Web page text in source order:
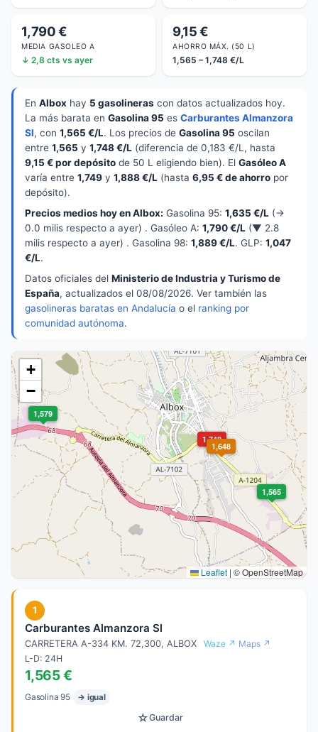
1,790 €
MEDIA GASOLEO A
↓ 2,8 cts vs ayer
9,15 €
AHORRO MÁX. (50 L)
1,565 – 1,748 €/L
En Albox hay 5 gasolineras con datos actualizados hoy.
La más barata en Gasolina 95 es Carburantes Almanzora
Sl, con 1,565 €/L. Los precios de Gasolina 95 oscilan
entre 1,565 y 1,748 €/L (diferencia de 0,183 €/L, hasta
9,15 € por depósito de 50 L eligiendo bien). El Gasóleo A
varía entre 1,749 y 1,888 €/L (hasta 6,95 € de ahorro por
depósito).
Precios medios hoy en Albox: Gasolina 95: 1,635 €/L (→
0.0 milis respecto a ayer) . Gasóleo A: 1,790 €/L (▼ 2.8
milis respecto a ayer) . Gasolina 98: 1,889 €/L. GLP: 1,047
€/L.
Datos oficiales del Ministerio de Industria y Turismo de
España, actualizados el 08/08/2026. Ver también las
gasolineras baratas en Andalucía o el ranking por
comunidad autónoma.
1,565
1,579
1,648
1,748
+
−
Leaflet | © OpenStreetMap
1
Carburantes Almanzora Sl
CARRETERA A-334 KM. 72,300, ALBOX Waze ↗ Maps ↗
L-D: 24H
1,565 €
Gasolina 95 → igual
☆Guardar